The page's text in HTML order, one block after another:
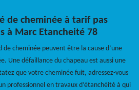
de cheminée à tarif pas
à Marc Etancheité 78
de cheminée peuvent être la cause d’une
Une défaillance du chapeau est aussi une
que votre cheminée fuit, adressez-vous
professionnel en travaux d’étanchéité à qui